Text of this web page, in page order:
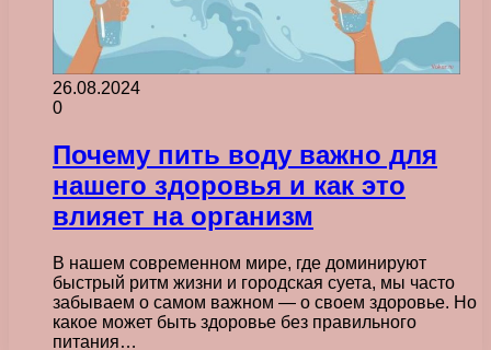
26.08.2024
0
Почему пить воду важно для
нашего здоровья и как это
влияет на организм
В нашем современном мире, где доминируют
быстрый ритм жизни и городская суета, мы часто
забываем о самом важном — о своем здоровье. Но
какое может быть здоровье без правильного
питания…